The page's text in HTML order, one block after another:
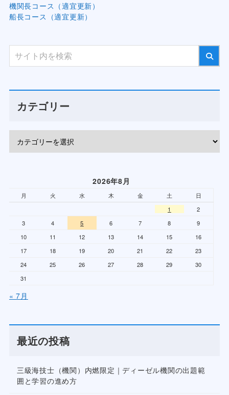
機関長コース（適宜更新）
船長コース（適宜更新）
カテゴリー
2026年8月
月 火 水 木 金 土
日
1
2
3
4 5 6 7 8
9
10
11 12 13 14 15
16
17
18 19 20 21 22
23
24
25 26 27 28 29
30
31
« 7月
最近の投稿
三級海技士（機関）内燃限定｜ディーゼル機関の出題範
囲と学習の進め方